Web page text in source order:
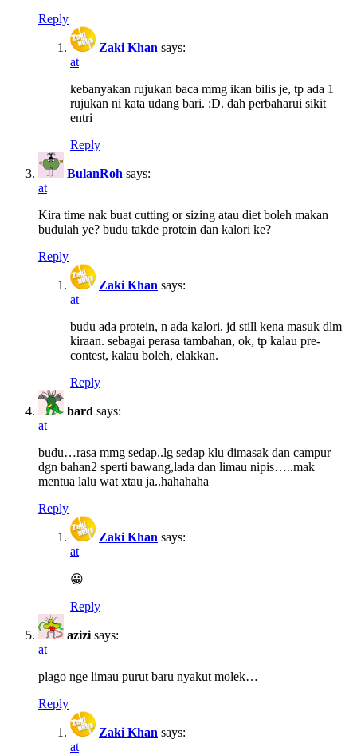
Reply
Zaki Khan says:
at
kebanyakan rujukan baca mmg ikan bilis je, tp ada 1
rujukan ni kata udang bari. :D. dah perbaharui sikit
entri
Reply
BulanRoh says:
at
Kira time nak buat cutting or sizing atau diet boleh makan
budulah ye? budu takde protein dan kalori ke?
Reply
Zaki Khan says:
at
budu ada protein, n ada kalori. jd still kena masuk dlm
kiraan. sebagai perasa tambahan, ok, tp kalau pre-
contest, kalau boleh, elakkan.
Reply
bard says:
at
budu…rasa mmg sedap..lg sedap klu dimasak dan campur
dgn bahan2 sperti bawang,lada dan limau nipis…..mak
mentua lalu wat xtau ja..hahahaha
Reply
Zaki Khan says:
at
😀
Reply
azizi says:
at
plago nge limau purut baru nyakut molek…
Reply
Zaki Khan says:
at